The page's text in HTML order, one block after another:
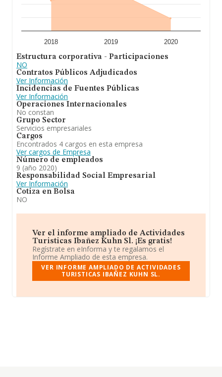
2018 2019 2020
Estructura corporativa - Participaciones
NO
Contratos Públicos Adjudicados
Ver Información
Incidencias de Fuentes Públicas
Ver Información
Operaciones Internacionales
No constan
Grupo Sector
Servicios empresariales
Cargos
Encontrados 4 cargos en esta empresa
Ver cargos de Empresa
Número de empleados
9 (año 2020)
Responsabilidad Social Empresarial
Ver Información
Cotiza en Bolsa
NO
Ver el informe ampliado de Actividades
Turisticas Ibañez Kuhn Sl. ¡Es gratis!
Regístrate en eInforma y te regalamos el
Informe Ampliado de esta empresa.
VER INFORME AMPLIADO DE ACTIVIDADES
TURISTICAS IBAÑEZ KUHN SL.